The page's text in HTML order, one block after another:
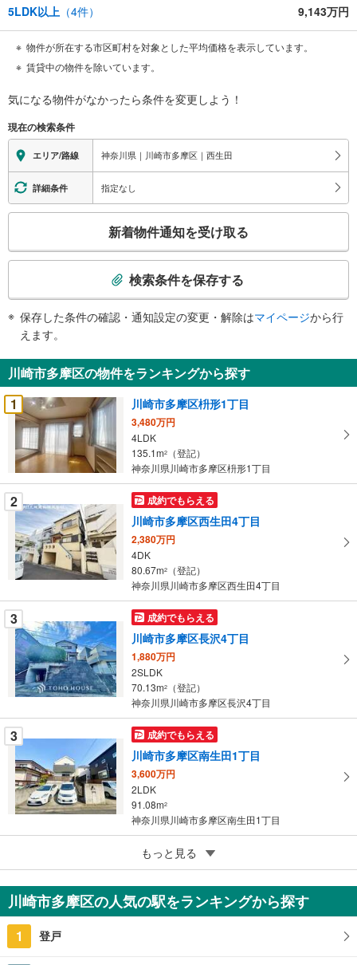
5LDK以上 （4件） 9,143万円
物件が所在する市区町村を対象とした平均価格を表示しています。
賃貸中の物件を除いています。
気になる物件がなかったら条件を変更しよう！
現在の検索条件
エリア/路線 神奈川県｜川崎市多摩区｜西生田
詳細条件 指定なし
検
知
を
受
け
取
る
・
条
件
を
マ
イ
ペ
ジ
に
保
存
す
る
新着物件通知を受け取る
検索条件を保存する
保存した条件の確認・通知設定の変更・解除はマイページから行
えます。
川崎市多摩区の物件をランキングから探す
1
川崎市多摩区枡形1丁目
3,480万円
4LDK
135.1m2
（登記）
神奈川県川崎市多摩区枡形1丁目
2 成約でもらえる
川崎市多摩区西生田4丁目
2,380万円
4DK
80.67m2
（登記）
神奈川県川崎市多摩区西生田4丁目
3 成約でもらえる
川崎市多摩区長沢4丁目
1,880万円
2SLDK
70.13m2
（登記）
神奈川県川崎市多摩区長沢4丁目
3 成約でもらえる
川崎市多摩区南生田1丁目
3,600万円
2LDK
91.08m2
神奈川県川崎市多摩区南生田1丁目
成約でもらえる
川崎市多摩区東三田3丁目
2,280万円
3LDK
もっと見る
川崎市多摩区の人気の駅をランキングから探す
1 登戸